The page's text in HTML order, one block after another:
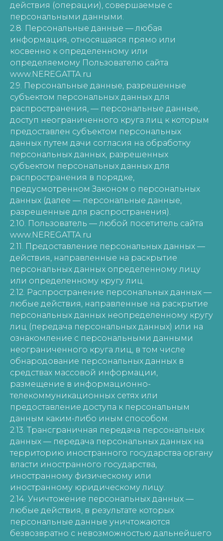
действия (операции), совершаемые с
персональными данными.
2.8. Персональные данные — любая
информация, относящаяся прямо или
косвенно к определенному или
определяемому Пользователю сайта
www.NEREGATTA.ru
2.9. Персональные данные, разрешенные
субъектом персональных данных для
распространения, — персональные данные,
доступ неограниченного круга лиц к которым
предоставлен субъектом персональных
данных путем дачи согласия на обработку
персональных данных, разрешенных
субъектом персональных данных для
распространения в порядке,
предусмотренном Законом о персональных
данных (далее — персональные данные,
разрешенные для распространения).
2.10. Пользователь — любой посетитель сайта
www.NEREGATTA.ru
2.11. Предоставление персональных данных —
действия, направленные на раскрытие
персональных данных определенному лицу
или определенному кругу лиц.
2.12. Распространение персональных данных —
любые действия, направленные на раскрытие
персональных данных неопределенному кругу
лиц (передача персональных данных) или на
ознакомление с персональными данными
неограниченного круга лиц, в том числе
обнародование персональных данных в
средствах массовой информации,
размещение в информационно-
телекоммуникационных сетях или
предоставление доступа к персональным
данным каким-либо иным способом.
2.13. Трансграничная передача персональных
данных — передача персональных данных на
территорию иностранного государства органу
власти иностранного государства,
иностранному физическому или
иностранному юридическому лицу.
2.14. Уничтожение персональных данных —
любые действия, в результате которых
персональные данные уничтожаются
безвозвратно с невозможностью дальнейшего